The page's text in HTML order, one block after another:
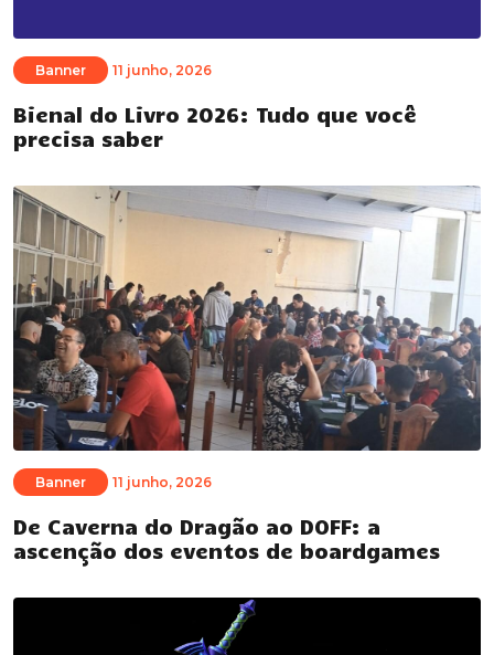
Banner 11 junho, 2026
Bienal do Livro 2026: Tudo que você
precisa saber
Banner 11 junho, 2026
De Caverna do Dragão ao DOFF: a
ascenção dos eventos de boardgames